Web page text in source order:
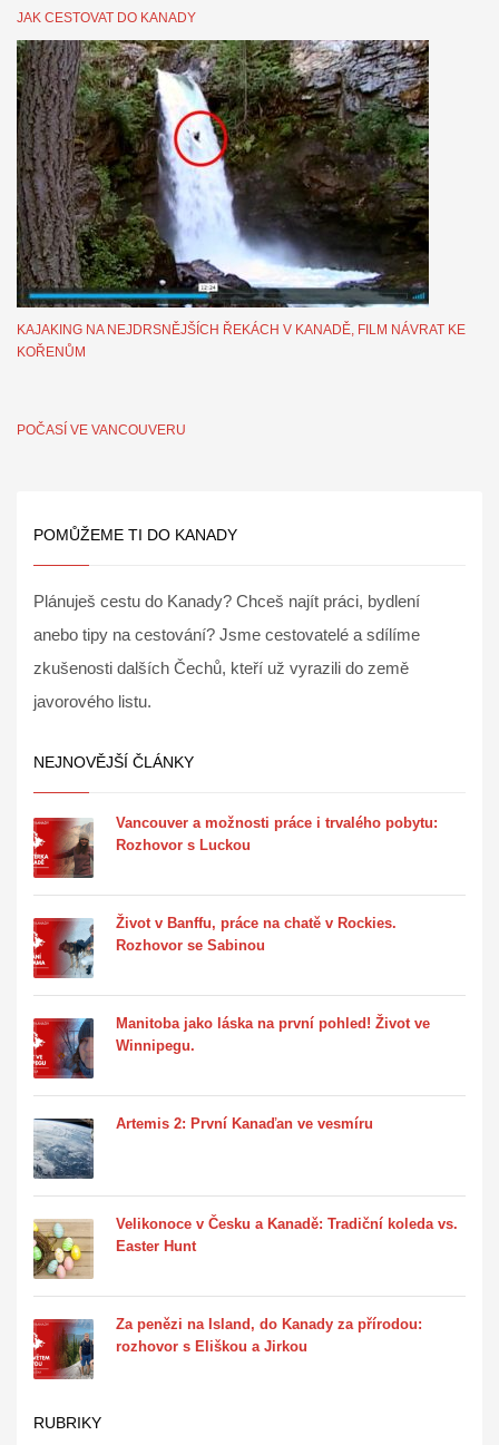
JAK CESTOVAT DO KANADY
KAJAKING NA NEJDRSNĚJŠÍCH ŘEKÁCH V KANADĚ, FILM NÁVRAT KE
KOŘENŮM
POČASÍ VE VANCOUVERU
POMŮŽEME TI DO KANADY
Plánuješ cestu do Kanady? Chceš najít práci, bydlení
anebo tipy na cestování? Jsme cestovatelé a sdílíme
zkušenosti dalších Čechů, kteří už vyrazili do země
javorového listu.
NEJNOVĚJŠÍ ČLÁNKY
Vancouver a možnosti práce i trvalého pobytu:
Rozhovor s Luckou
Život v Banffu, práce na chatě v Rockies.
Rozhovor se Sabinou
Manitoba jako láska na první pohled! Život ve
Winnipegu.
Artemis 2: První Kanaďan ve vesmíru
Velikonoce v Česku a Kanadě: Tradiční koleda vs.
Easter Hunt
Za penězi na Island, do Kanady za přírodou:
rozhovor s Eliškou a Jirkou
RUBRIKY